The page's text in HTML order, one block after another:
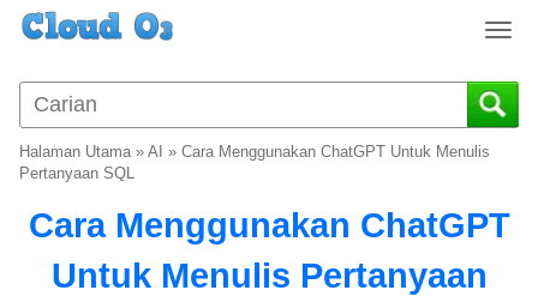
T
g
g
a
v
Halaman Utama» AI » Cara Menggunakan ChatGPT Untuk Menulis
Pertanyaan SQL
Cara Menggunakan ChatGPT
Untuk Menulis Pertanyaan